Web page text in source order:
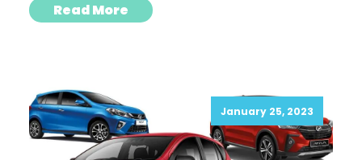
Read More
January 25, 2023